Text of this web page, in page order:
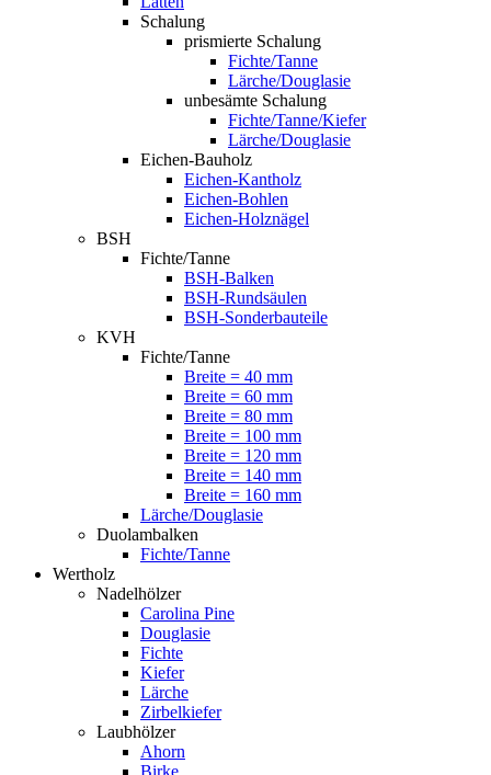
Schalung
prismierte Schalung
Fichte/Tanne
Lärche/Douglasie
unbesämte Schalung
Fichte/Tanne/Kiefer
Lärche/Douglasie
Eichen-Bauholz
Eichen-Kantholz
Eichen-Bohlen
Eichen-Holznägel
BSH
Fichte/Tanne
BSH-Balken
BSH-Rundsäulen
BSH-Sonderbauteile
KVH
Fichte/Tanne
Breite = 40 mm
Breite = 60 mm
Breite = 80 mm
Breite = 100 mm
Breite = 120 mm
Breite = 140 mm
Breite = 160 mm
Lärche/Douglasie
Duolambalken
Fichte/Tanne
Wertholz
Nadelhölzer
Carolina Pine
Douglasie
Fichte
Kiefer
Lärche
Zirbelkiefer
Laubhölzer
Ahorn
Birke